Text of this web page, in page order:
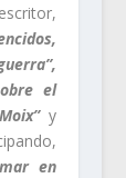
el
y
en